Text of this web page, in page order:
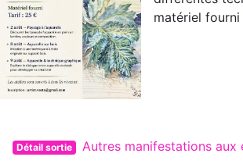
matériel
Détail sortie Autres manifestations aux